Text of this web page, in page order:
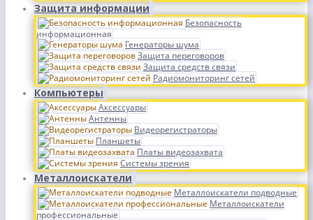
Защита информации
Безопасность
информационная
Генераторы шума
Защита переговоров
Защита средств связи
Радиомониторинг сетей
Компьютеры
Аксессуары
Антенны
Видеорегистраторы
Планшеты
Платы видеозахвата
Системы зрения
Металлоискатели
Металлоискатели подводные
Металлоискатели
профессиональные